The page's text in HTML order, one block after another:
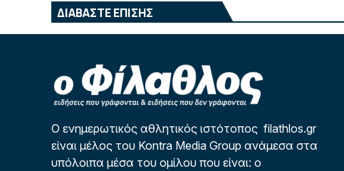
ΔΙΑΒΑΣΤΕ ΕΠΙΣΗΣ
Ο ενημερωτικός αθλητικός ιστότοπος filathlos.gr
είναι μέλος του Kontra Media Group ανάμεσα στα
υπόλοιπα μέσα του ομίλου που είναι: ο